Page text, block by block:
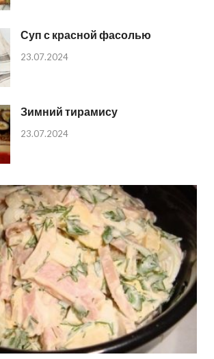
Суп с красной фасолью
23.07.2024
Зимний тирамису
23.07.2024